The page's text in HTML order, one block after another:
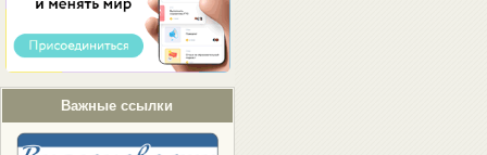
Важные ссылки